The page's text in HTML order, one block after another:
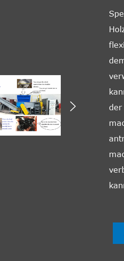

der